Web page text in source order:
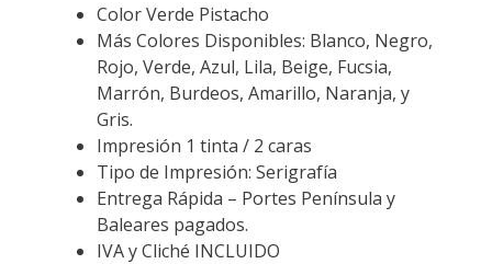
Color Verde Pistacho
Más Colores Disponibles: Blanco, Negro,
Rojo, Verde, Azul, Lila, Beige, Fucsia,
Marrón, Burdeos, Amarillo, Naranja, y
Gris.
Impresión 1 tinta / 2 caras
Tipo de Impresión: Serigrafía
Entrega Rápida – Portes Península y
Baleares pagados.
IVA y Cliché INCLUIDO